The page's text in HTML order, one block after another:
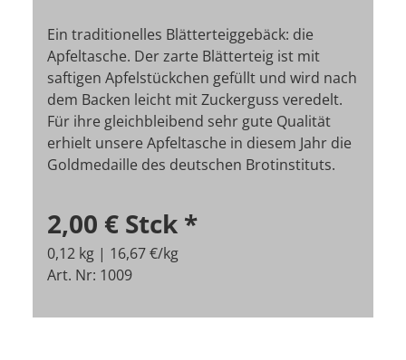
Ein traditionelles Blätterteiggebäck: die
Apfeltasche. Der zarte Blätterteig ist mit
saftigen Apfelstückchen gefüllt und wird nach
dem Backen leicht mit Zuckerguss veredelt.
Für ihre gleichbleibend sehr gute Qualität
erhielt unsere Apfeltasche in diesem Jahr die
Goldmedaille des deutschen Brotinstituts.
2,00 € Stck *
0,12 kg | 16,67 €/kg
Art. Nr: 1009